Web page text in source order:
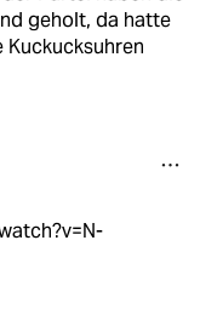
geholt, da hatte
Kuckucksuhren